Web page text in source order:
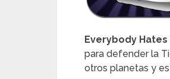
Everybody Hates
para defender la
otros planetas y